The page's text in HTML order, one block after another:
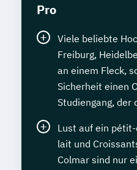
Pro
Viele beliebte
Freiburg,
an einem Fleck,
Sicherheit einen
Studiengang, der
Lust auf ein
lait und
Colmar sind nur